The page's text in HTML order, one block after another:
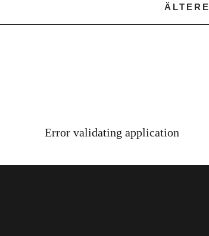
ÄLTERE
Error validating application